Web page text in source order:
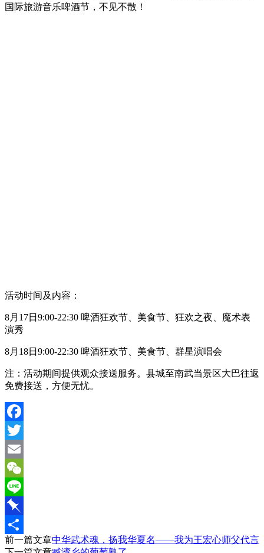
国际旅游音乐啤酒节，不见不散！
活动时间及内容：
8月17日9:00-22:30 啤酒狂欢节、美食节、狂欢之夜、魔术表
演秀
8月18日9:00-22:30 啤酒狂欢节、美食节、群星演唱会
注：活动期间提供观众接送服务。县城至南武当景区大巴往返
免费接送，方便无忧。
Facebook
Twitter
Email
WeChat
Line
Pinboard
分
前一篇文章中华武术魂，扬我华夏名——我为王宏心师父代言